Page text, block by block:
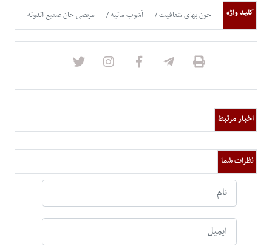
کلید واژه
خون بهای شفافیت آشوب مالیه مرتضی خان صنیع الدوله
اخبار مرتبط
نظرات شما